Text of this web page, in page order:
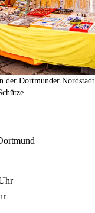
der Dortmunder Nordstadt